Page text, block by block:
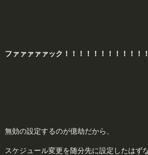
ファァァァァック！！！！！！！！！！！！
無効の設定するのが億劫だから、
スケジュール変更を随分先に設定したはず